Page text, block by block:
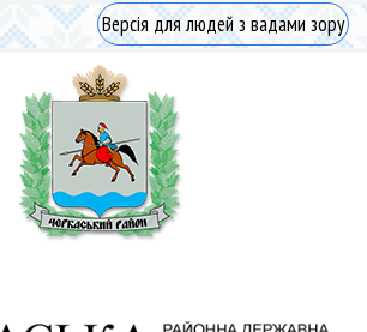
Версія для людей з вадами зору